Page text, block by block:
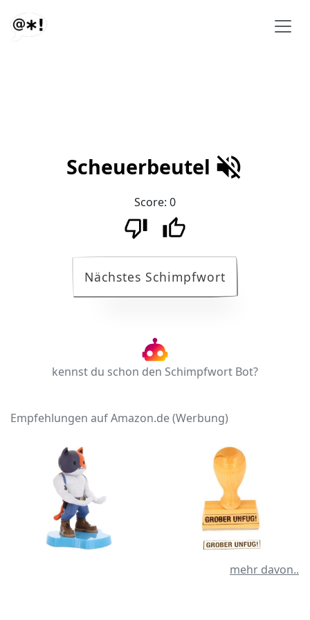
Scheuerbeutel
Score: 0
Nächstes Schimpfwort
kennst du schon den Schimpfwort Bot?
Empfehlungen auf Amazon.de (Werbung)
mehr davon..